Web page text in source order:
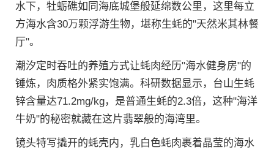
水下，牡蛎礁如同海底城堡般延绵数公里，这里每立
方海水含30万颗浮游生物，堪称生蚝的"天然米其林餐
厅"。
潮汐定时吞吐的养殖方式让蚝肉经历"海水健身房"的
锤炼，肉质格外紧实饱满。科研数据显示，台山生蚝
锌含量达71.2mg/kg，是普通生蚝的2.3倍，这种"海洋
牛奶"的秘密就藏在这片翡翠般的海湾里。
镜头特写撬开的蚝壳内，乳白色蚝肉裹着晶莹的海水